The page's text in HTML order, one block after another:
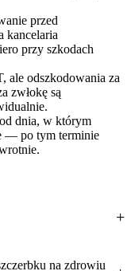
przed
kancelaria
przy szkodach
ale odszkodowania za
zwłokę są
dnia, w którym
— po tym terminie
na zdrowiu